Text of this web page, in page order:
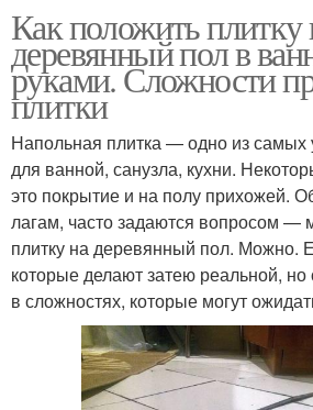
Как положить плитку
деревянный пол в
руками. Сложности
плитки
Напольная плитка — одно из самых
для ванной, санузла, кухни.
это покрытие и на полу прихожей.
лагам, часто задаются вопросом —
плитку на деревянный пол. Можно.
которые делают затею реальной,
в сложностях, которые могут